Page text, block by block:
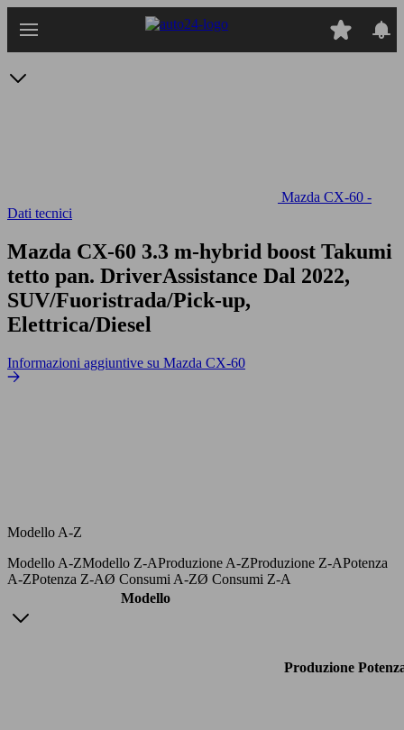
Mazda CX-60 -
Dati tecnici
Mazda CX-60 3.3 m-hybrid boost Takumi
tetto pan. DriverAssistance Dal 2022,
SUV/Fuoristrada/Pick-up,
Elettrica/Diesel
Informazioni aggiuntive su Mazda CX-60
Modello A-Z
Modello A-ZModello Z-AProduzione A-ZProduzione Z-APotenza
A-ZPotenza Z-AØ Consumi A-ZØ Consumi Z-A
Modello
Produzione